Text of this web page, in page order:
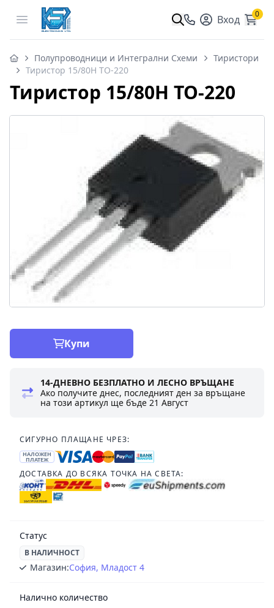
Open menu Вход 0
Полупроводници и Интегрални Схеми
Тиристори
Тиристор 15/80H TO-220
Тиристор 15/80H TO-220
Купи
14-ДНЕВНО БЕЗПЛАТНО И ЛЕСНО ВРЪЩАНЕ
Ако получите днес, последният ден за връщане
на този артикул ще бъде21 Август
СИГУРНО ПЛАЩАНЕ ЧРЕЗ:
НАЛОЖЕН
ПЛАТЕЖ
ДОСТАВКА ДО ВСЯКА ТОЧКА НА СВЕТА:
Статус
В НАЛИЧНОСТ
Магазин:София, Младост 4
Налично количество